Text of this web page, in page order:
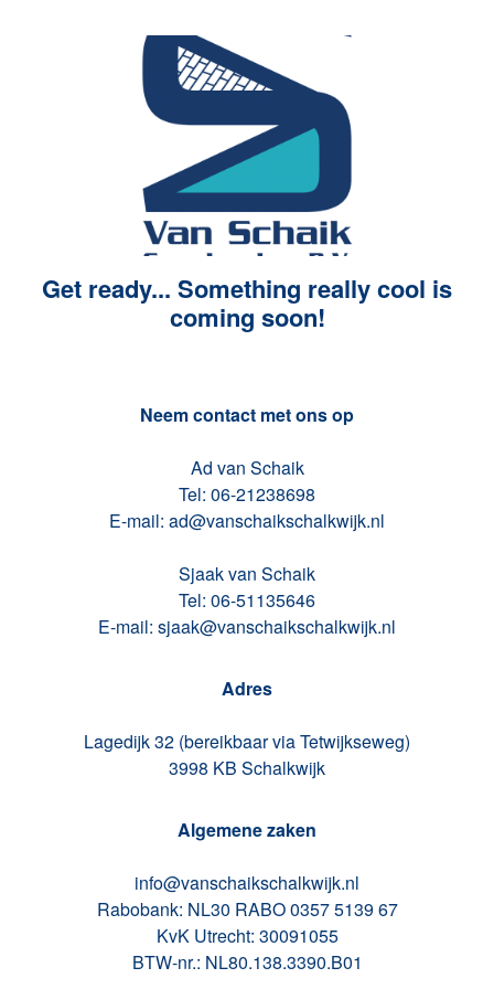
Get ready... Something really cool is
coming soon!
Neem contact met ons op
Ad van Schaik
Tel: 06-21238698
E-mail: ad@vanschaikschalkwijk.nl
Sjaak van Schaik
Tel: 06-51135646
E-mail: sjaak@vanschaikschalkwijk.nl
Adres
Lagedijk 32 (bereikbaar via Tetwijkseweg)
3998 KB Schalkwijk
Algemene zaken
info@vanschaikschalkwijk.nl
Rabobank: NL30 RABO 0357 5139 67
KvK Utrecht: 30091055
BTW-nr.: NL80.138.3390.B01